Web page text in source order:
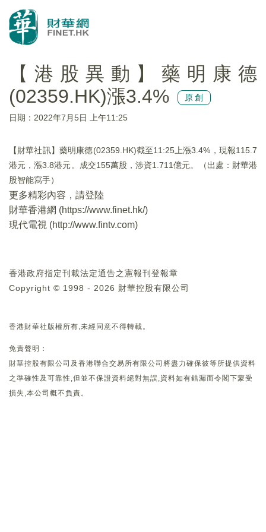
【港股異動】藥明康德
(02359.HK)漲3.4%
原創
日期：2022年7月5日 上午11:25
【財華社訊】藥明康德(02359.HK)截至11:25上漲3.4%，現報115.7
港元，漲3.8港元。成交155萬股，涉資1.711億元。（出處：財華港
股智能寫手）
更多精彩內容，請登陸
財華香港網 (https://www.finet.hk/)
現代電視 (http://www.fintv.com)
香港政府指定刊載法定通告之憲報刊登報章
Copyright © 1998 - 2026 財華控股有限公司
香港財華社版權所有,未經同意不得轉載。
免責聲明：
財華控股有限公司及香港聯合交易所有限公司將盡力確保彼等所提供資料
之準確性及可靠性,但並不保證資料絕對無誤,資料如有錯漏而令閣下蒙受
損失,本公司概不負責。